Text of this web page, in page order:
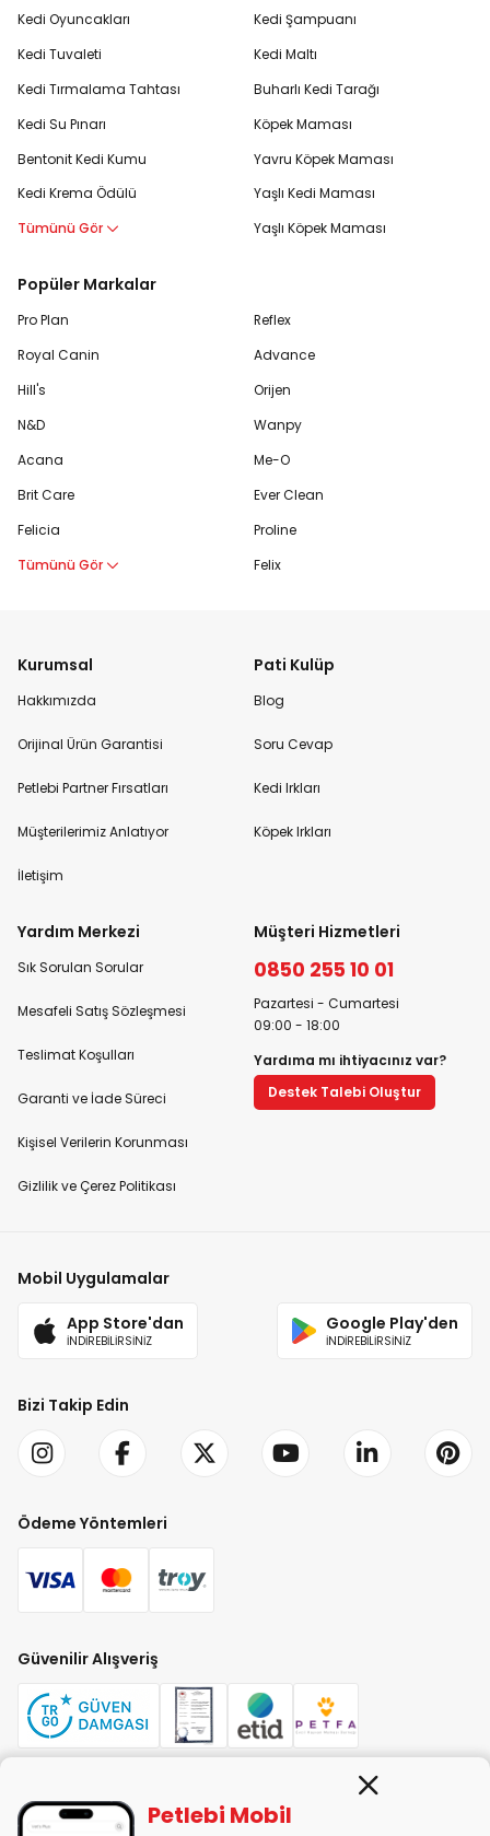
Kedi Oyuncakları
Kedi Tuvaleti
Kedi Tırmalama Tahtası
Kedi Su Pınarı
Bentonit Kedi Kumu
Kedi Krema Ödülü
Tümünü Gör
Kedi Şampuanı
Kedi Maltı
Buharlı Kedi Tarağı
Köpek Maması
Yavru Köpek Maması
Yaşlı Kedi Maması
Yaşlı Köpek Maması
Popüler Markalar
Pro Plan
Royal Canin
Hill's
N&D
Acana
Brit Care
Felicia
Tümünü Gör
Reflex
Advance
Orijen
Wanpy
Me-O
Ever Clean
Proline
Felix
Kurumsal
Hakkımızda
Orijinal Ürün Garantisi
Petlebi Partner Fırsatları
Müşterilerimiz Anlatıyor
İletişim
Pati Kulüp
Blog
Soru Cevap
Kedi Irkları
Köpek Irkları
Yardım Merkezi
Sık Sorulan Sorular
Mesafeli Satış Sözleşmesi
Teslimat Koşulları
Garanti ve İade Süreci
Kişisel Verilerin Korunması
Gizlilik ve Çerez Politikası
Müşteri Hizmetleri
0850 255 10 01
Pazartesi - Cumartesi
09:00 - 18:00
Yardıma mı ihtiyacınız var?
Destek Talebi Oluştur
Mobil Uygulamalar
App Store'dan
İNDİREBİLİRSİNİZ
Google Play'den
İNDİREBİLİRSİNİZ
Bizi Takip Edin
Ödeme Yöntemleri
Güvenilir Alışveriş
PETLEBİ EVCİL HAYVAN ÜRÜNLERİ PAZ. SAN. TİC. LTD. ŞTİ. Alaşarköy Mah.
Petlebi Mobil